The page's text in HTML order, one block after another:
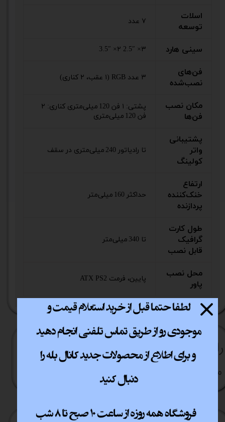
اسلات
توسعه
۷ عدد
سینی هارد ۳× 2.5″ ۲× 3.5″
فن‌های
نصب‌شده
۳ عدد RGB (۱ عقب، ۲ کناری)
مکان نصب
فن‌ها
پشتی: ۱ فن 120 میلی‌متری کناری: ۲
فن 120 میلی‌متری
پشتیبانی
واتر
کولینگ
تا رادیاتور 240 میلی‌متری در سقف
ارتفاع
خنک‌کننده
پردازنده
حداکثر 160 میلی‌متر
طول کارت
گرافیک
قابل نصب
تا 340 میلی‌متر
محل نصب
پاور
پایین، فرمت ATX PS2
راهنما​​​​​​​​​​​​​​ی خرید نحوه ارسال کالا
مشاوره قبل از خرید رویه بازگردانی کالا